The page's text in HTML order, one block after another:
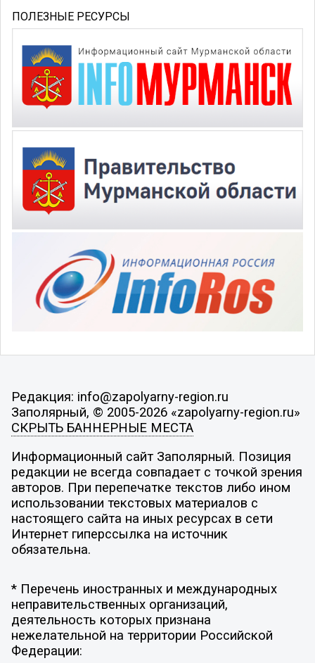
ПОЛЕЗНЫЕ РЕСУРСЫ
Редакция: info@zapolyarny-region.ru
Заполярный, © 2005-2026 «zapolyarny-region.ru»
СКРЫТЬ БАННЕРНЫЕ МЕСТА
Информационный сайт Заполярный. Позиция
редакции не всегда совпадает с точкой зрения
авторов. При перепечатке текстов либо ином
использовании текстовых материалов с
настоящего сайта на иных ресурсах в сети
Интернет гиперссылка на источник
обязательна.
* Перечень иностранных и международных
неправительственных организаций,
деятельность которых признана
нежелательной на территории Российской
Федерации: